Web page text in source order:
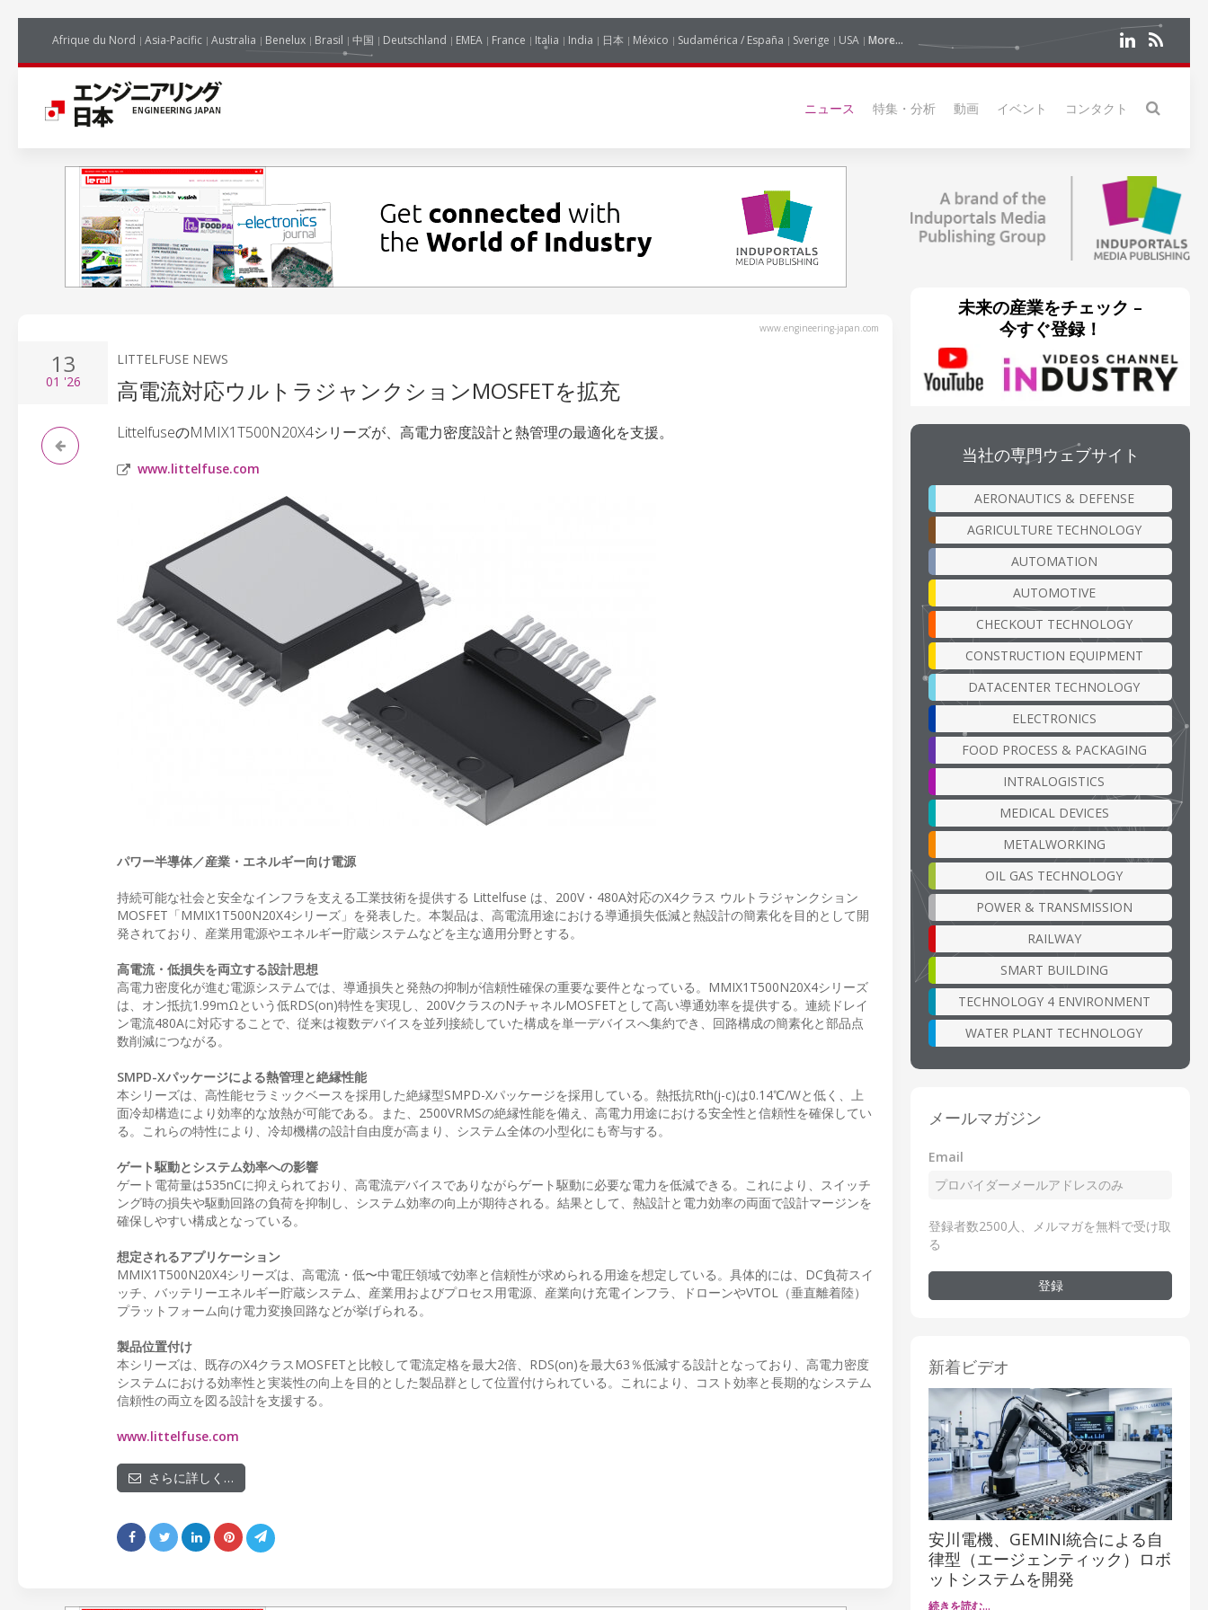
Afrique du Nord Asia-Pacific Australia Benelux Brasil 中国 Deutschland EMEA France Italia India 日本 México Sudamérica / España Sverige USA More...
ニュース 特集・分析 動画 イベント コンタクト
www.engineering-japan.com
13
01 '26
LITTELFUSE NEWS
高電流対応ウルトラジャンクションMOSFETを拡充
LittelfuseのMMIX1T500N20X4シリーズが、高電力密度設計と熱管理の最適化を支援。
www.littelfuse.com
パワー半導体／産業・エネルギー向け電源
持続可能な社会と安全なインフラを支える工業技術を提供する Littelfuse は、200V・480A対応のX4クラス ウルトラジャンクション
MOSFET「MMIX1T500N20X4シリーズ」を発表した。本製品は、高電流用途における導通損失低減と熱設計の簡素化を目的として開
発されており、産業用電源やエネルギー貯蔵システムなどを主な適用分野とする。
高電流・低損失を両立する設計思想
高電力密度化が進む電源システムでは、導通損失と発熱の抑制が信頼性確保の重要な要件となっている。MMIX1T500N20X4シリーズ
は、オン抵抗1.99mΩという低RDS(on)特性を実現し、200VクラスのNチャネルMOSFETとして高い導通効率を提供する。連続ドレイ
ン電流480Aに対応することで、従来は複数デバイスを並列接続していた構成を単一デバイスへ集約でき、回路構成の簡素化と部品点
数削減につながる。
SMPD-Xパッケージによる熱管理と絶縁性能
本シリーズは、高性能セラミックベースを採用した絶縁型SMPD-Xパッケージを採用している。熱抵抗Rth(j-c)は0.14℃/Wと低く、上
面冷却構造により効率的な放熱が可能である。また、2500VRMSの絶縁性能を備え、高電力用途における安全性と信頼性を確保してい
る。これらの特性により、冷却機構の設計自由度が高まり、システム全体の小型化にも寄与する。
ゲート駆動とシステム効率への影響
ゲート電荷量は535nCに抑えられており、高電流デバイスでありながらゲート駆動に必要な電力を低減できる。これにより、スイッチ
ング時の損失や駆動回路の負荷を抑制し、システム効率の向上が期待される。結果として、熱設計と電力効率の両面で設計マージンを
確保しやすい構成となっている。
想定されるアプリケーション
MMIX1T500N20X4シリーズは、高電流・低〜中電圧領域で効率と信頼性が求められる用途を想定している。具体的には、DC負荷スイ
ッチ、バッテリーエネルギー貯蔵システム、産業用およびプロセス用電源、産業向け充電インフラ、ドローンやVTOL（垂直離着陸）
プラットフォーム向け電力変換回路などが挙げられる。
製品位置付け
本シリーズは、既存のX4クラスMOSFETと比較して電流定格を最大2倍、RDS(on)を最大63％低減する設計となっており、高電力密度
システムにおける効率性と実装性の向上を目的とした製品群として位置付けられている。これにより、コスト効率と長期的なシステム
信頼性の両立を図る設計を支援する。
www.littelfuse.com
さらに詳しく…
未来の産業をチェック –
今すぐ登録！
当社の専門ウェブサイト
AERONAUTICS & DEFENSE
AGRICULTURE TECHNOLOGY
AUTOMATION
AUTOMOTIVE
CHECKOUT TECHNOLOGY
CONSTRUCTION EQUIPMENT
DATACENTER TECHNOLOGY
ELECTRONICS
FOOD PROCESS & PACKAGING
INTRALOGISTICS
MEDICAL DEVICES
METALWORKING
OIL GAS TECHNOLOGY
POWER & TRANSMISSION
RAILWAY
SMART BUILDING
TECHNOLOGY 4 ENVIRONMENT
WATER PLANT TECHNOLOGY
メールマガジン
Email
登録者数2500人、メルマガを無料で受け取
る
登録
新着ビデオ
安川電機、GEMINI統合による自
律型（エージェンティック）ロボ
ットシステムを開発
続きを読む…